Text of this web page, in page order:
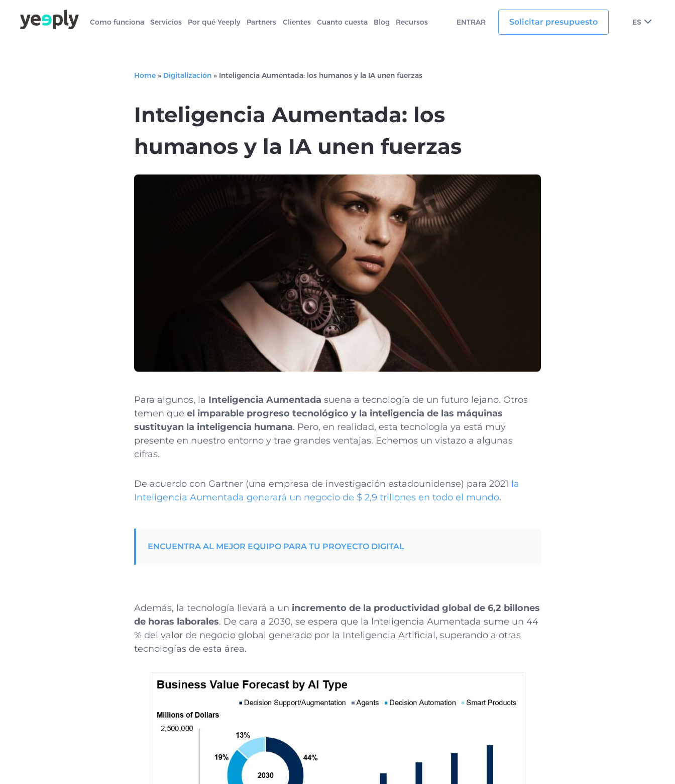
Como funciona Servicios Por qué Yeeply Partners Clientes Cuanto cuesta Blog Recursos ENTRAR Solicitar presupuesto ES
Home » Digitalización » Inteligencia Aumentada: los humanos y la IA unen fuerzas
Inteligencia Aumentada: los
humanos y la IA unen fuerzas
Para algunos, la Inteligencia Aumentada suena a tecnología de un futuro lejano. Otros
temen que el imparable progreso tecnológico y la inteligencia de las máquinas
sustituyan la inteligencia humana. Pero, en realidad, esta tecnología ya está muy
presente en nuestro entorno y trae grandes ventajas. Echemos un vistazo a algunas
cifras.
De acuerdo con Gartner (una empresa de investigación estadounidense) para 2021 la
Inteligencia Aumentada generará un negocio de $ 2,9 trillones en todo el mundo.
ENCUENTRA AL MEJOR EQUIPO PARA TU PROYECTO DIGITAL
Además, la tecnología llevará a un incremento de la productividad global de 6,2 billones
de horas laborales. De cara a 2030, se espera que la Inteligencia Aumentada sume un 44
% del valor de negocio global generado por la Inteligencia Artificial, superando a otras
tecnologías de esta área.